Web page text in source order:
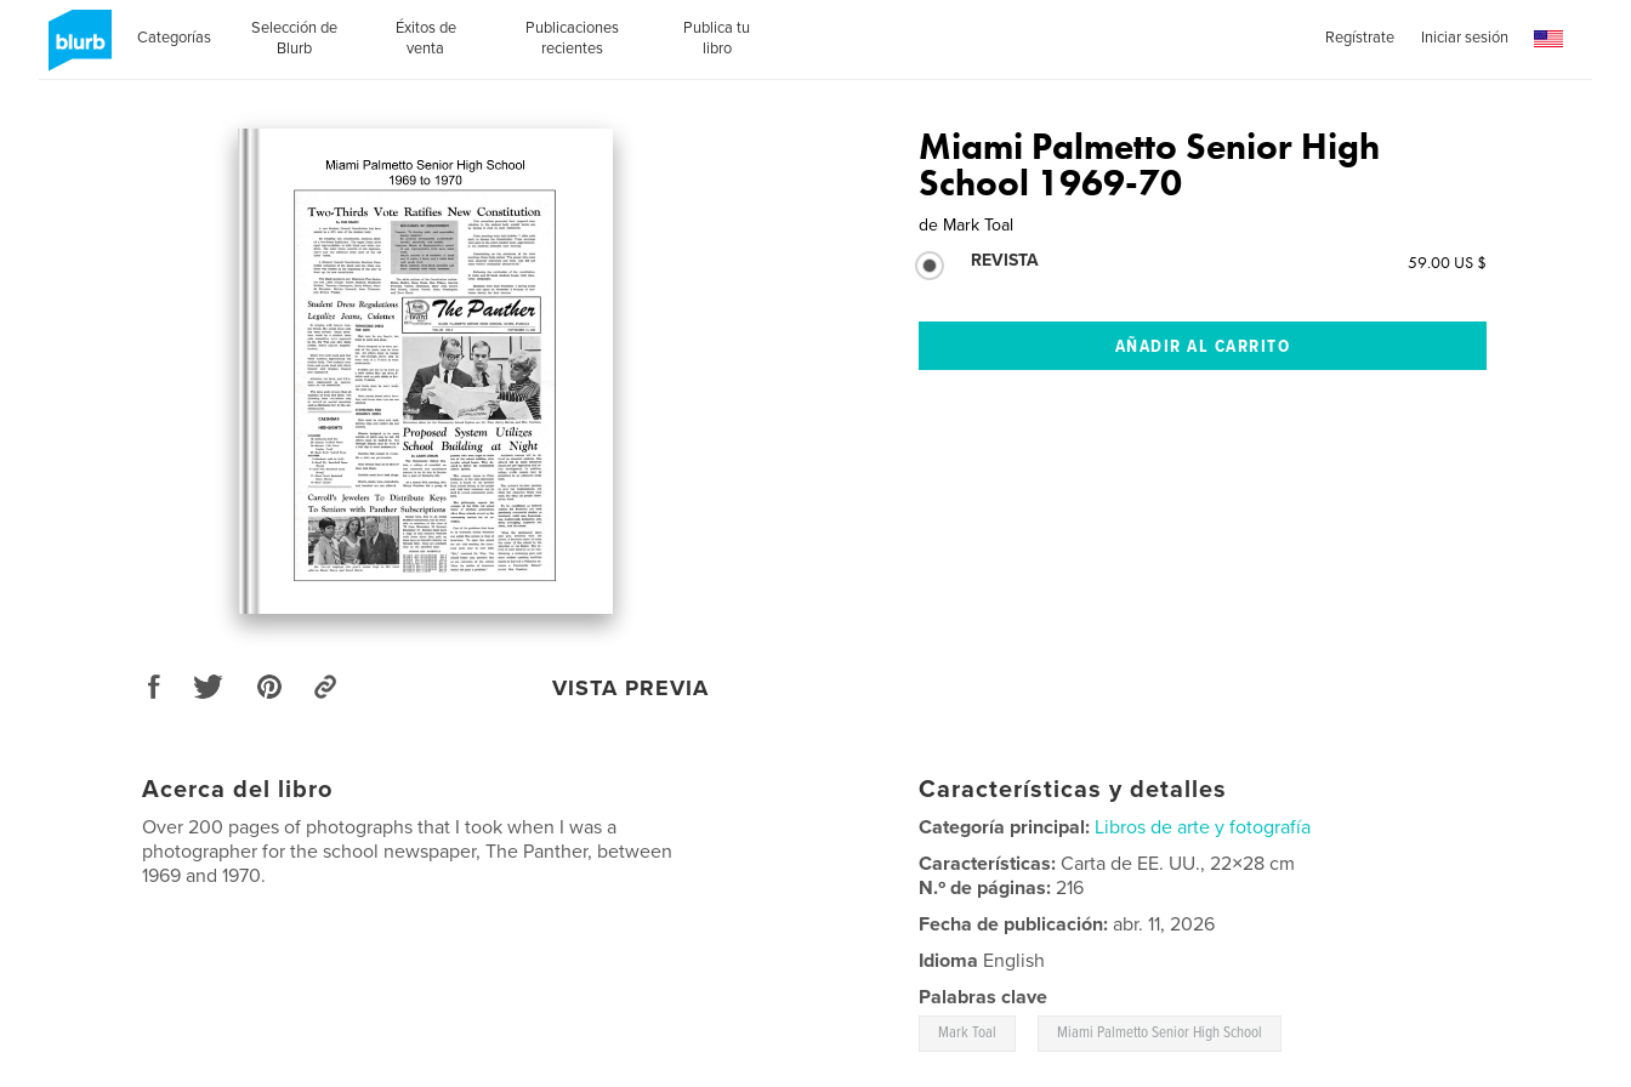
Categorías
Selección de
Blurb
Éxitos de
venta
Publicaciones
recientes
Publica tu
libro
Regístrate Iniciar sesión
VISTA PREVIA
Miami Palmetto Senior High
School 1969-70
de Mark Toal
REVISTA
59.00 US $
Acerca del libro
Over 200 pages of photographs that I took when I was a
photographer for the school newspaper, The Panther, between
1969 and 1970.
Características y detalles
Categoría principal: Libros de arte y fotografía
Características:Carta de EE. UU., 22×28 cm
N.º de páginas:216
Fecha de publicación: abr. 11, 2026
Idioma English
Palabras clave
Mark Toal Miami Palmetto Senior High School